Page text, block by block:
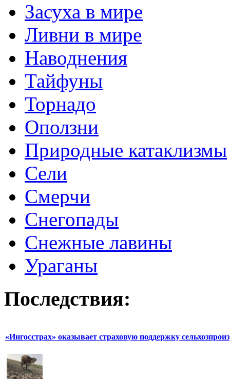
Засуха в мире
Ливни в мире
Наводнения
Тайфуны
Торнадо
Оползни
Природные катаклизмы
Сели
Смерчи
Снегопады
Снежные лавины
Ураганы
Последствия:
«Ингосстрах» оказывает страховую поддержку сельхозпроиз